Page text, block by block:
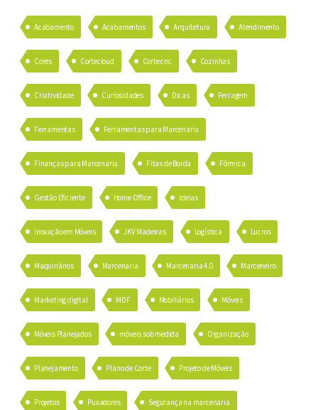
Acabamento Acabamentos Arquitetura Atendimento
Cores Cortecloud Corte cnc Cozinhas
Criatividade Curiosidades Dicas Ferragem
Ferramentas Ferramentas para Marcenaria
Finanças para Marcenaria Fitas de Borda Fórmica
Gestão Eficiente Home Office Ideias
Inovação em Móveis JKV Madeiras Logística Lucros
Maquinários Marcenaria Marcenaria 4.0 Marceneiro
Marketing digital MDF Mobiliários Móveis
Móveis Planejados móveis sob medida Organização
Planejamento Plano de Corte Projeto de Móveis
Projetos Puxadores Segurança na marcenaria